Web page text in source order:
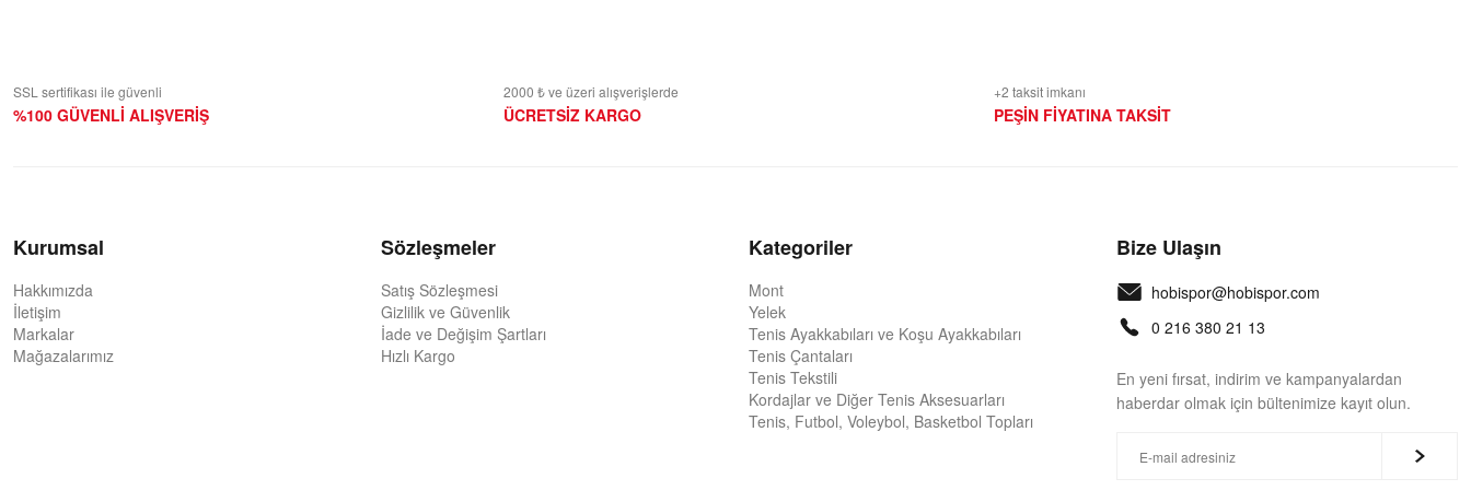
SSL sertifikası ile güvenli
%100 GÜVENLİ ALIŞVERİŞ
2000 ₺ ve üzeri alışverişlerde
ÜCRETSİZ KARGO
+2 taksit imkanı
PEŞİN FİYATINA TAKSİT
Kurumsal
Hakkımızda
İletişim
Markalar
Mağazalarımız
Sözleşmeler
Satış Sözleşmesi
Gizlilik ve Güvenlik
İade ve Değişim Şartları
Hızlı Kargo
Kategoriler
Mont
Yelek
Tenis Ayakkabıları ve Koşu Ayakkabıları
Tenis Çantaları
Tenis Tekstili
Kordajlar ve Diğer Tenis Aksesuarları
Tenis, Futbol, Voleybol, Basketbol Topları
Bize Ulaşın
hobispor@hobispor.com
0 216 380 21 13
En yeni fırsat, indirim ve kampanyalardan
haberdar olmak için bültenimize kayıt olun.